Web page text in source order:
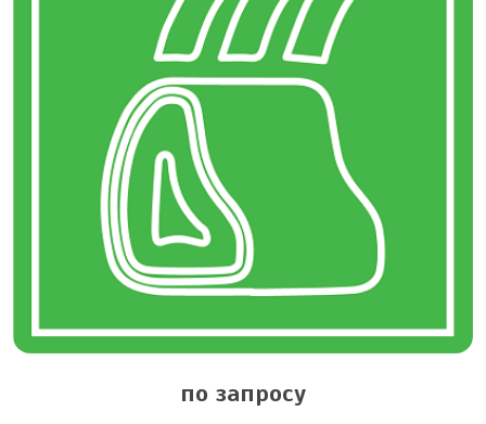
по запросу